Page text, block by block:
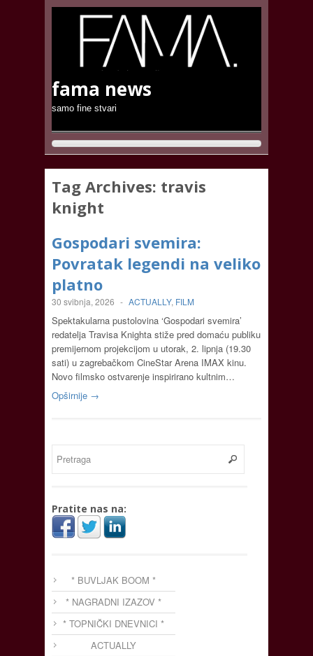
fama news
samo fine stvari
Tag Archives: travis
knight
Gospodari svemira:
Povratak legendi na veliko
platno
30 svibnja, 2026 - ACTUALLY, FILM
Spektakularna pustolovina ‘Gospodari svemira’
redatelja Travisa Knighta stiže pred domaću publiku
premijernom projekcijom u utorak, 2. lipnja (19.30
sati) u zagrebačkom CineStar Arena IMAX kinu.
Novo filmsko ostvarenje inspirirano kultnim…
Opširnije →
Pratite nas na:
* BUVLJAK BOOM *
* NAGRADNI IZAZOV *
* TOPNIČKI DNEVNICI *
ACTUALLY